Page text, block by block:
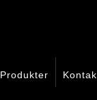
Produkter